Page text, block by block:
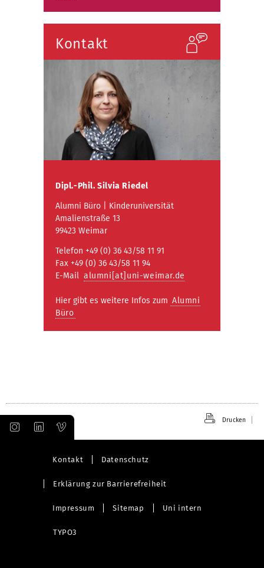
Kontakt
Dipl.-Phil.Silvia Riedel
Alumni Büro | Kinderuniversität
Amalienstraße 13
99423 Weimar
Telefon +49 (0) 36 43/58 11 91
Fax +49 (0) 36 43/58 11 94
E-Mail alumni[at]uni-weimar.de
Hier gibt es weitere Infos zum Alumni
Büro
Drucken
Kontakt Datenschutz
Erklärung zur Barrierefreiheit
Impressum Sitemap Uni intern
TYPO3